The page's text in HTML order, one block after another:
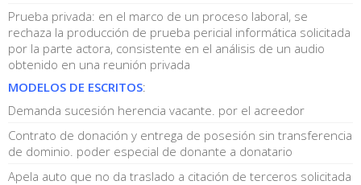
Prueba privada: en el marco de un proceso laboral, se
rechaza la producción de prueba pericial informática solicitada
por la parte actora, consistente en el análisis de un audio
obtenido en una reunión privada
MODELOS DE ESCRITOS:
Demanda sucesión herencia vacante. por el acreedor
Contrato de donación y entrega de posesión sin transferencia
de dominio. poder especial de donante a donatario
Apela auto que no da traslado a citación de terceros solicitada